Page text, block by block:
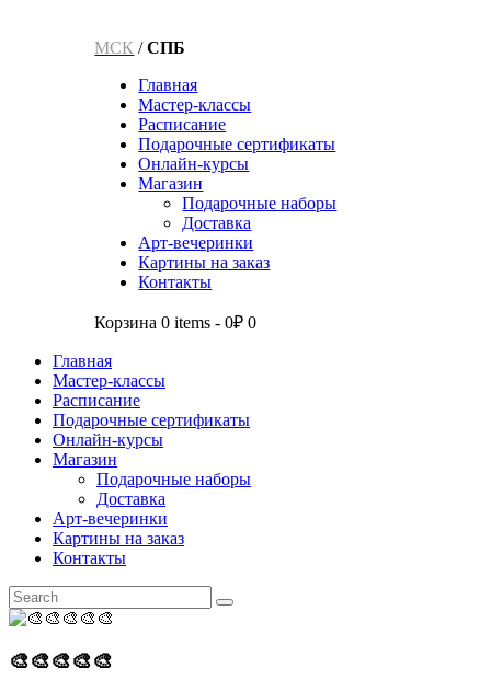
МСК /СПБ
Главная
Мастер-классы
Расписание
Подарочные сертификаты
Онлайн-курсы
Магазин
Подарочные наборы
Доставка
Арт-вечеринки
Картины на заказ
Контакты
Корзина 0 items -0₽ 0
Главная
Мастер-классы
Расписание
Подарочные сертификаты
Онлайн-курсы
Магазин
Подарочные наборы
Доставка
Арт-вечеринки
Картины на заказ
Контакты
🎨🎨🎨🎨🎨